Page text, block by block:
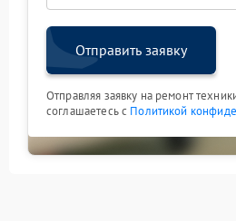
Отправить заявку
Отправляя заявку на ремонт
соглашаетесь с Политикой